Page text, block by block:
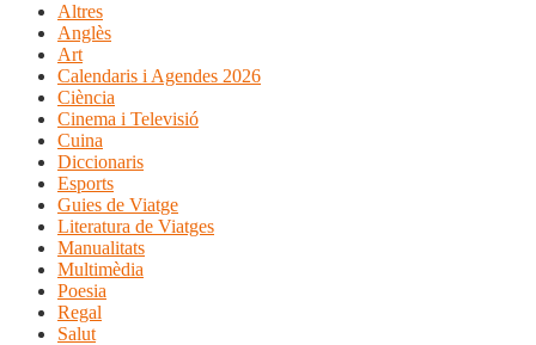
Altres
Anglès
Art
Calendaris i Agendes 2026
Ciència
Cinema i Televisió
Cuina
Diccionaris
Esports
Guies de Viatge
Literatura de Viatges
Manualitats
Multimèdia
Poesia
Regal
Salut